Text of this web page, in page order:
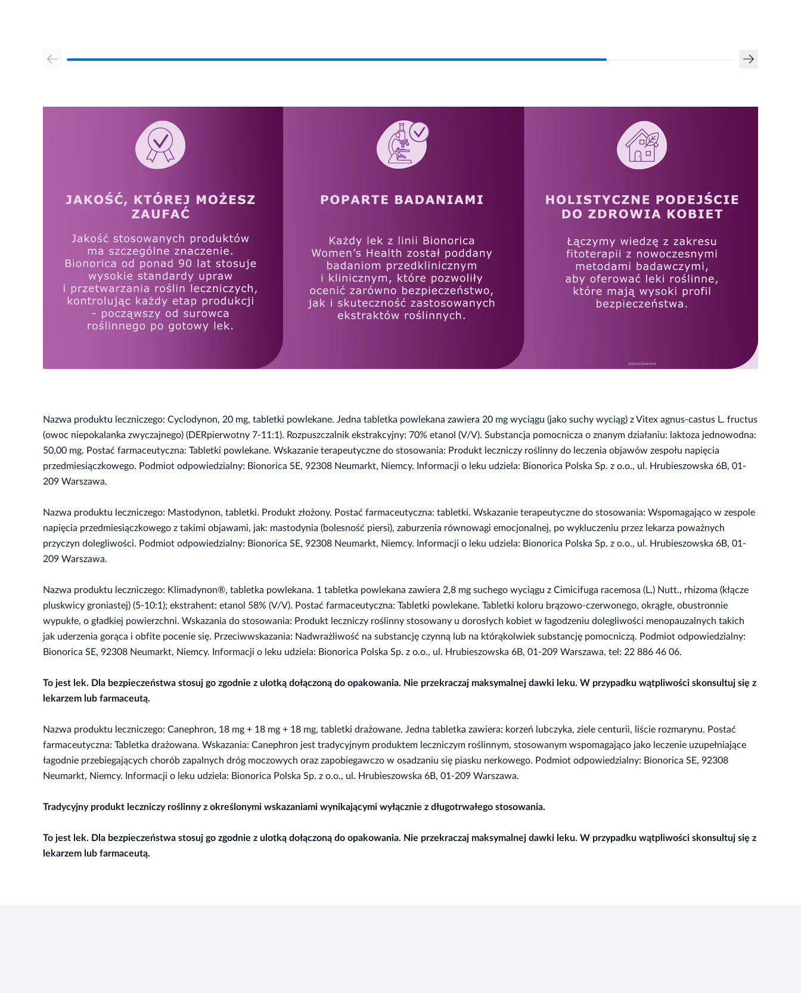
Nazwa produktu leczniczego: Cyclodynon, 20 mg, tabletki powlekane. Jedna tabletka powlekana zawiera 20 mg wyciągu (jako suchy wyciąg) z Vitex agnus-castus L. fructus
(owoc niepokalanka zwyczajnego) (DERpierwotny 7-11:1). Rozpuszczalnik ekstrakcyjny: 70% etanol (V/V). Substancja pomocnicza o znanym działaniu: laktoza jednowodna:
50,00 mg. Postać farmaceutyczna: Tabletki powlekane. Wskazanie terapeutyczne do stosowania: Produkt leczniczy roślinny do leczenia objawów zespołu napięcia
przedmiesiączkowego. Podmiot odpowiedzialny: Bionorica SE, 92308 Neumarkt, Niemcy. Informacji o leku udziela: Bionorica Polska Sp. z o.o., ul. Hrubieszowska 6B, 01-
209 Warszawa.
Nazwa produktu leczniczego: Mastodynon, tabletki. Produkt złożony. Postać farmaceutyczna: tabletki. Wskazanie terapeutyczne do stosowania: Wspomagająco w zespole
napięcia przedmiesiączkowego z takimi objawami, jak: mastodynia (bolesność piersi), zaburzenia równowagi emocjonalnej, po wykluczeniu przez lekarza poważnych
przyczyn dolegliwości. Podmiot odpowiedzialny: Bionorica SE, 92308 Neumarkt, Niemcy. Informacji o leku udziela: Bionorica Polska Sp. z o.o., ul. Hrubieszowska 6B, 01-
209 Warszawa.
Nazwa produktu leczniczego: Klimadynon®, tabletka powlekana. 1 tabletka powlekana zawiera 2,8 mg suchego wyciągu z Cimicifuga racemosa (L.) Nutt., rhizoma (kłącze
pluskwicy groniastej) (5-10:1); ekstrahent: etanol 58% (V/V). Postać farmaceutyczna: Tabletki powlekane. Tabletki koloru brązowo-czerwonego, okrągłe, obustronnie
wypukłe, o gładkiej powierzchni. Wskazania do stosowania: Produkt leczniczy roślinny stosowany u dorosłych kobiet w łagodzeniu dolegliwości menopauzalnych takich
jak uderzenia gorąca i obfite pocenie się. Przeciwwskazania: Nadwrażliwość na substancję czynną lub na którąkolwiek substancję pomocniczą. Podmiot odpowiedzialny:
Bionorica SE, 92308 Neumarkt, Niemcy. Informacji o leku udziela: Bionorica Polska Sp. z o.o., ul. Hrubieszowska 6B, 01-209 Warszawa, tel: 22 886 46 06.
To jest lek. Dla bezpieczeństwa stosuj go zgodnie z ulotką dołączoną do opakowania. Nie przekraczaj maksymalnej dawki leku. W przypadku wątpliwości skonsultuj się z
lekarzem lub farmaceutą.
Nazwa produktu leczniczego: Canephron, 18 mg + 18 mg + 18 mg, tabletki drażowane. Jedna tabletka zawiera: korzeń lubczyka, ziele centurii, liście rozmarynu. Postać
farmaceutyczna: Tabletka drażowana. Wskazania: Canephron jest tradycyjnym produktem leczniczym roślinnym, stosowanym wspomagająco jako leczenie uzupełniające
łagodnie przebiegających chorób zapalnych dróg moczowych oraz zapobiegawczo w osadzaniu się piasku nerkowego. Podmiot odpowiedzialny: Bionorica SE, 92308
Neumarkt, Niemcy. Informacji o leku udziela: Bionorica Polska Sp. z o.o., ul. Hrubieszowska 6B, 01-209 Warszawa.
Tradycyjny produkt leczniczy roślinny z określonymi wskazaniami wynikającymi wyłącznie z długotrwałego stosowania.
To jest lek. Dla bezpieczeństwa stosuj go zgodnie z ulotką dołączoną do opakowania. Nie przekraczaj maksymalnej dawki leku. W przypadku wątpliwości skonsultuj się z
lekarzem lub farmaceutą.